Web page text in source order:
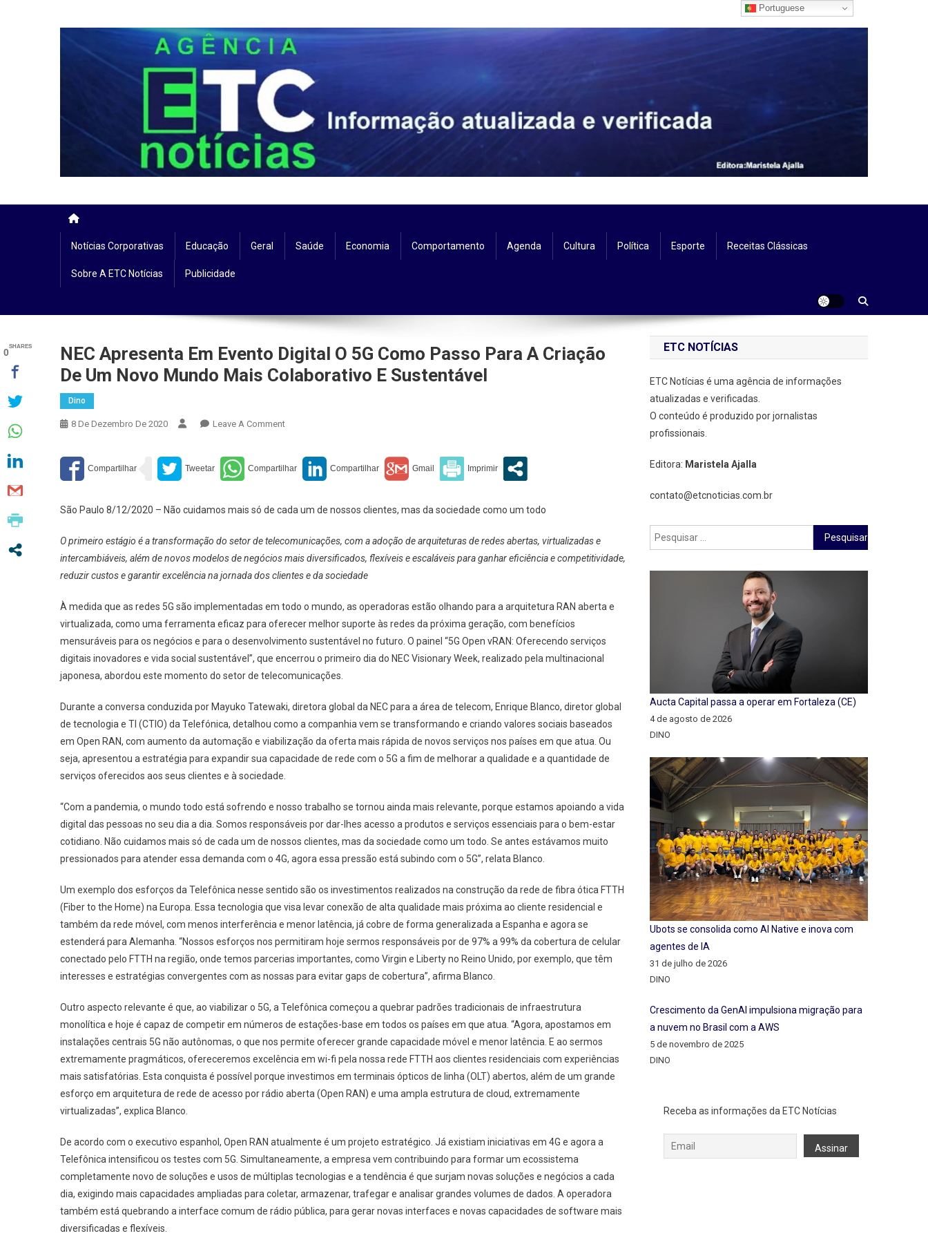
Notícias Corporativas Educação Geral Saúde Economia Comportamento Agenda Cultura Política Esporte Receitas Clássicas
Sobre A ETC Notícias Publicidade
NEC Apresenta Em Evento Digital O 5G Como Passo Para A Criação
De Um Novo Mundo Mais Colaborativo E Sustentável
Dino
8 De Dezembro De 2020 Leave A CommentOn
Apresenta
Em
Para
De
Um
Novo
Mundo
Colaborativo
E
Sustentável
São Paulo 8/12/2020 – Não cuidamos mais só de cada um de nossos clientes, mas da sociedade como um todo
O primeiro estágio é a transformação do setor de telecomunicações, com a adoção de arquiteturas de redes abertas, virtualizadas e
intercambiáveis, além de novos modelos de negócios mais diversificados, flexíveis e escaláveis para ganhar eficiência e competitividade,
reduzir custos e garantir excelência na jornada dos clientes e da sociedade
À medida que as redes 5G são implementadas em todo o mundo, as operadoras estão olhando para a arquitetura RAN aberta e
virtualizada, como uma ferramenta eficaz para oferecer melhor suporte às redes da próxima geração, com benefícios
mensuráveis para os negócios e para o desenvolvimento sustentável no futuro. O painel “5G Open vRAN: Oferecendo serviços
digitais inovadores e vida social sustentável”, que encerrou o primeiro dia do NEC Visionary Week, realizado pela multinacional
japonesa, abordou este momento do setor de telecomunicações.
Durante a conversa conduzida por Mayuko Tatewaki, diretora global da NEC para a área de telecom, Enrique Blanco, diretor global
de tecnologia e TI (CTIO) da Telefónica, detalhou como a companhia vem se transformando e criando valores sociais baseados
em Open RAN, com aumento da automação e viabilização da oferta mais rápida de novos serviços nos países em que atua. Ou
seja, apresentou a estratégia para expandir sua capacidade de rede com o 5G a fim de melhorar a qualidade e a quantidade de
serviços oferecidos aos seus clientes e à sociedade.
“Com a pandemia, o mundo todo está sofrendo e nosso trabalho se tornou ainda mais relevante, porque estamos apoiando a vida
digital das pessoas no seu dia a dia. Somos responsáveis por dar-lhes acesso a produtos e serviços essenciais para o bem-estar
cotidiano. Não cuidamos mais só de cada um de nossos clientes, mas da sociedade como um todo. Se antes estávamos muito
pressionados para atender essa demanda com o 4G, agora essa pressão está subindo com o 5G”, relata Blanco.
Um exemplo dos esforços da Telefônica nesse sentido são os investimentos realizados na construção da rede de fibra ótica FTTH
(Fiber to the Home) na Europa. Essa tecnologia que visa levar conexão de alta qualidade mais próxima ao cliente residencial e
também da rede móvel, com menos interferência e menor latência, já cobre de forma generalizada a Espanha e agora se
estenderá para Alemanha. “Nossos esforços nos permitiram hoje sermos responsáveis por de 97% a 99% da cobertura de celular
conectado pelo FTTH na região, onde temos parcerias importantes, como Virgin e Liberty no Reino Unido, por exemplo, que têm
interesses e estratégias convergentes com as nossas para evitar gaps de cobertura”, afirma Blanco.
Outro aspecto relevante é que, ao viabilizar o 5G, a Telefônica começou a quebrar padrões tradicionais de infraestrutura
monolítica e hoje é capaz de competir em números de estações-base em todos os países em que atua. “Agora, apostamos em
instalações centrais 5G não autônomas, o que nos permite oferecer grande capacidade móvel e menor latência. E ao sermos
extremamente pragmáticos, ofereceremos excelência em wi-fi pela nossa rede FTTH aos clientes residenciais com experiências
mais satisfatórias. Esta conquista é possível porque investimos em terminais ópticos de linha (OLT) abertos, além de um grande
esforço em arquitetura de rede de acesso por rádio aberta (Open RAN) e uma ampla estrutura de cloud, extremamente
virtualizadas”, explica Blanco.
De acordo com o executivo espanhol, Open RAN atualmente é um projeto estratégico. Já existiam iniciativas em 4G e agora a
Telefônica intensificou os testes com 5G. Simultaneamente, a empresa vem contribuindo para formar um ecossistema
completamente novo de soluções e usos de múltiplas tecnologias e a tendência é que surjam novas soluções e negócios a cada
dia, exigindo mais capacidades ampliadas para coletar, armazenar, trafegar e analisar grandes volumes de dados. A operadora
também está quebrando a interface comum de rádio pública, para gerar novas interfaces e novas capacidades de software mais
diversificadas e flexíveis.
ETC NOTÍCIAS
ETC Notícias é uma agência de informações
atualizadas e verificadas.
O conteúdo é produzido por jornalistas
profissionais.
Editora: Maristela Ajalla
contato@etcnoticias.com.br
Pesquisar
por:
Aucta Capital passa a operar em Fortaleza (CE)
4 de agosto de 2026
DINO
Ubots se consolida como AI Native e inova com
agentes de IA
31 de julho de 2026
DINO
Crescimento da GenAI impulsiona migração para
a nuvem no Brasil com a AWS
5 de novembro de 2025
DINO
Receba as informações da ETC Notícias
Portuguese
0SHARES